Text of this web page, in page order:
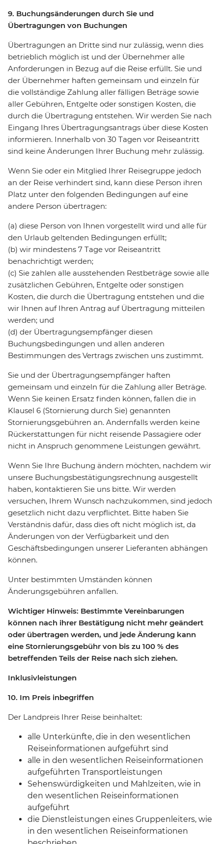
9. Buchungsänderungen durch Sie und
Übertragungen von Buchungen
Übertragungen an Dritte sind nur zulässig, wenn dies
betrieblich möglich ist und der Übernehmer alle
Anforderungen in Bezug auf die Reise erfüllt. Sie und
der Übernehmer haften gemeinsam und einzeln für
die vollständige Zahlung aller fälligen Beträge sowie
aller Gebühren, Entgelte oder sonstigen Kosten, die
durch die Übertragung entstehen. Wir werden Sie nach
Eingang Ihres Übertragungsantrags über diese Kosten
informieren. Innerhalb von 30 Tagen vor Reiseantritt
sind keine Änderungen Ihrer Buchung mehr zulässig.
Wenn Sie oder ein Mitglied Ihrer Reisegruppe jedoch
an der Reise verhindert sind, kann diese Person ihren
Platz unter den folgenden Bedingungen auf eine
andere Person übertragen:
(a) diese Person von Ihnen vorgestellt wird und alle für
den Urlaub geltenden Bedingungen erfüllt;
(b) wir mindestens 7 Tage vor Reiseantritt
benachrichtigt werden;
(c) Sie zahlen alle ausstehenden Restbeträge sowie alle
zusätzlichen Gebühren, Entgelte oder sonstigen
Kosten, die durch die Übertragung entstehen und die
wir Ihnen auf Ihren Antrag auf Übertragung mitteilen
werden; und
(d) der Übertragungsempfänger diesen
Buchungsbedingungen und allen anderen
Bestimmungen des Vertrags zwischen uns zustimmt.
Sie und der Übertragungsempfänger haften
gemeinsam und einzeln für die Zahlung aller Beträge.
Wenn Sie keinen Ersatz finden können, fallen die in
Klausel 6 (Stornierung durch Sie) genannten
Stornierungsgebühren an. Andernfalls werden keine
Rückerstattungen für nicht reisende Passagiere oder
nicht in Anspruch genommene Leistungen gewährt.
Wenn Sie Ihre Buchung ändern möchten, nachdem wir
unsere Buchungsbestätigungsrechnung ausgestellt
haben, kontaktieren Sie uns bitte. Wir werden
versuchen, Ihrem Wunsch nachzukommen, sind jedoch
gesetzlich nicht dazu verpflichtet. Bitte haben Sie
Verständnis dafür, dass dies oft nicht möglich ist, da
Änderungen von der Verfügbarkeit und den
Geschäftsbedingungen unserer Lieferanten abhängen
können.
Unter bestimmten Umständen können
Änderungsgebühren anfallen.
Wichtiger Hinweis: Bestimmte Vereinbarungen
können nach ihrer Bestätigung nicht mehr geändert
oder übertragen werden, und jede Änderung kann
eine Stornierungsgebühr von bis zu 100 % des
betreffenden Teils der Reise nach sich ziehen.
Inklusivleistungen
10. Im Preis inbegriffen
Der Landpreis Ihrer Reise beinhaltet:
alle Unterkünfte, die in den wesentlichen
Reiseinformationen aufgeführt sind
alle in den wesentlichen Reiseinformationen
aufgeführten Transportleistungen
Sehenswürdigkeiten und Mahlzeiten, wie in
den wesentlichen Reiseinformationen
aufgeführt
die Dienstleistungen eines Gruppenleiters, wie
in den wesentlichen Reiseinformationen